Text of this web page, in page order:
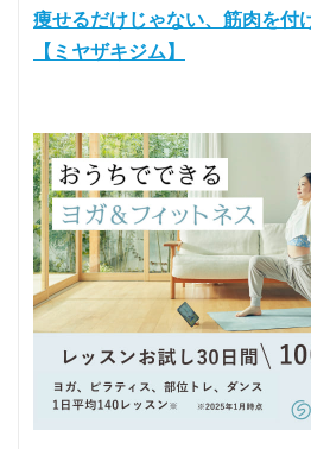
痩せるだけじゃない、筋肉を付
【ミヤザキジム】